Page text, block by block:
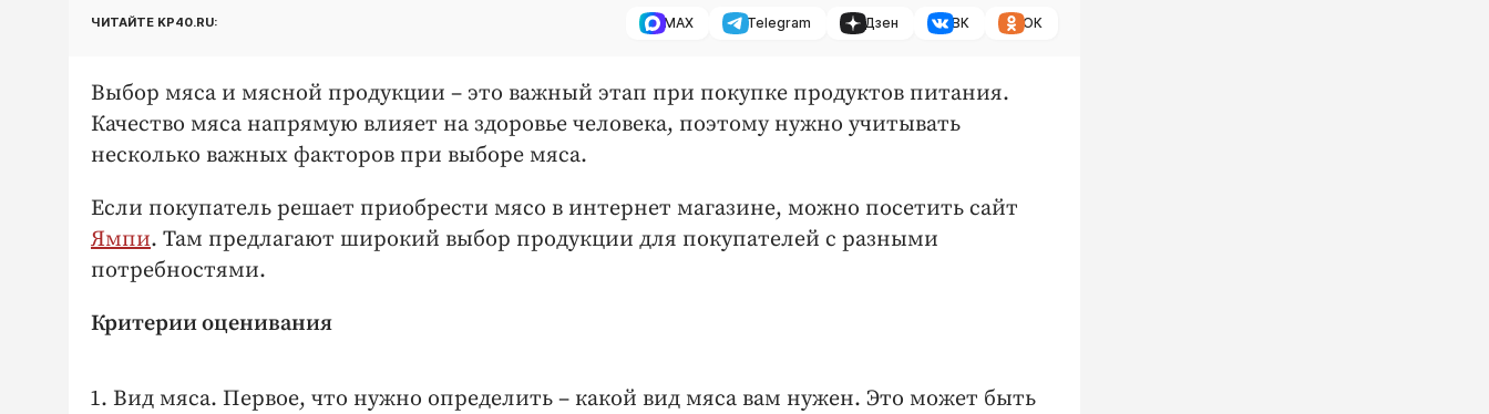
ЧИТАЙТЕ KP40.RU: MAX Telegram Дзен ВК ОК
Выбор мяса и мясной продукции – это важный этап при покупке продуктов питания.
Качество мяса напрямую влияет на здоровье человека, поэтому нужно учитывать
несколько важных факторов при выборе мяса.
Если покупатель решает приобрести мясо в интернет магазине, можно посетить сайт
Ямпи. Там предлагают широкий выбор продукции для покупателей с разными
потребностями.
Критерии оценивания
Вид мяса. Первое, что нужно определить – какой вид мяса вам нужен. Это может быть